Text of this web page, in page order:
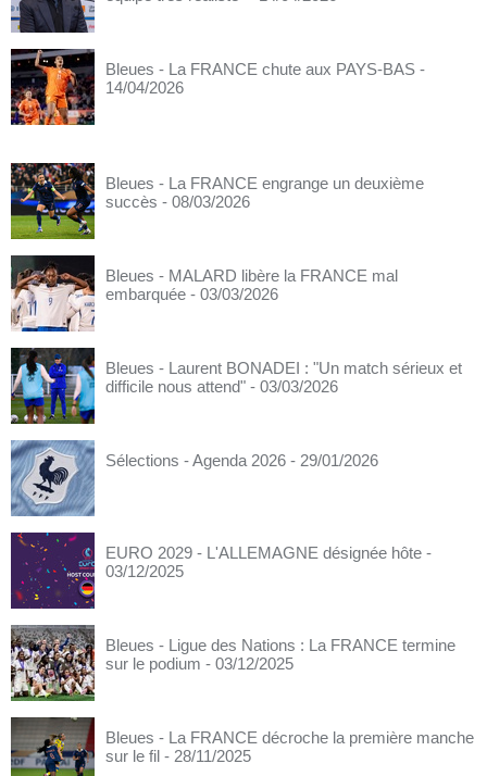
Bleues - La FRANCE chute aux PAYS-BAS -
14/04/2026
Bleues - La FRANCE engrange un deuxième
succès - 08/03/2026
Bleues - MALARD libère la FRANCE mal
embarquée - 03/03/2026
Bleues - Laurent BONADEI : "Un match sérieux et
difficile nous attend" - 03/03/2026
Sélections - Agenda 2026 - 29/01/2026
EURO 2029 - L'ALLEMAGNE désignée hôte -
03/12/2025
Bleues - Ligue des Nations : La FRANCE termine
sur le podium - 03/12/2025
Bleues - La FRANCE décroche la première manche
sur le fil - 28/11/2025